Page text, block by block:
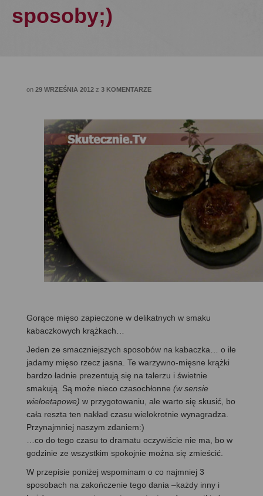
sposoby;)
on 29 WRZEŚNIA 2012 z 3 KOMENTARZE
Gorące mięso zapieczone w delikatnych w smaku
kabaczkowych krążkach…
Jeden ze smaczniejszych sposobów na kabaczka… o ile
jadamy mięso rzecz jasna. Te warzywno-mięsne krążki
bardzo ładnie prezentują się na talerzu i świetnie
smakują. Są może nieco czasochłonne (w sensie
wieloetapowe) w przygotowaniu, ale warto się skusić, bo
cała reszta ten nakład czasu wielokrotnie wynagradza.
Przynajmniej naszym zdaniem:)
…co do tego czasu to dramatu oczywiście nie ma, bo w
godzinie ze wszystkim spokojnie można się zmieścić.
W przepisie poniżej wspominam o co najmniej 3
sposobach na zakończenie tego dania –każdy inny i